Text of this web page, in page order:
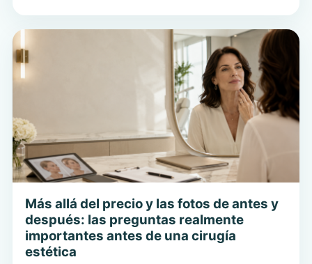
Más allá del precio y las fotos de antes y
después: las preguntas realmente
importantes antes de una cirugía
estética